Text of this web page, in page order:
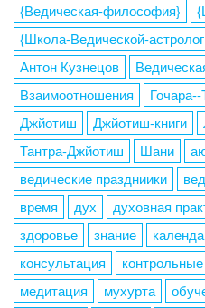
{Ведическая-философия}
{Школа-Ведической-
Антон Кузнецов
Взаимоотношения
Джйотиш
Джйотиш-книги
Тантра-Джйотиш
Шани
ведические праздниики
время
дух духовная
здоровье
знание
консультация
медитация
мухурта